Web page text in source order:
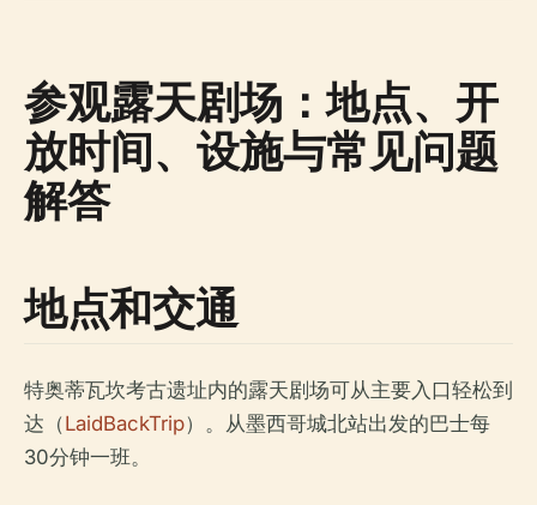
参观露天剧场：地点、开
放时间、设施与常见问题
解答
地点和交通
特奥蒂瓦坎考古遗址内的露天剧场可从主要入口轻松到
达（LaidBackTrip）。从墨西哥城北站出发的巴士每
30分钟一班。